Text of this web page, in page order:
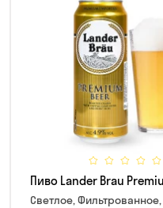
Пиво Lander Brau
Светлое, Фильтрованное,